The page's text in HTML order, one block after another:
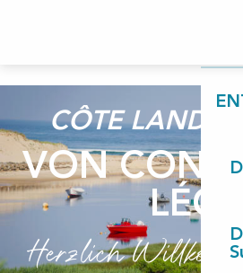
CÔTE LANDES
VON
LÉON
Herzlich